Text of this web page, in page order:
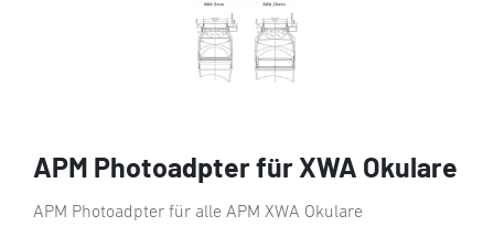
APM Photoadpter für XWA Okulare
APM Photoadpter für alle APM XWA Okulare